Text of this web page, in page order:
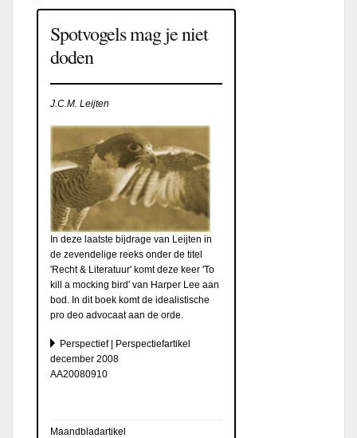
Spotvogels mag je niet
doden
J.C.M. Leijten
In deze laatste bijdrage van Leijten in
de zevendelige reeks onder de titel
'Recht & Literatuur' komt deze keer 'To
kill a mocking bird' van Harper Lee aan
bod. In dit boek komt de idealistische
pro deo advocaat aan de orde.
Perspectief | Perspectiefartikel
december 2008
AA20080910
Maandbladartikel